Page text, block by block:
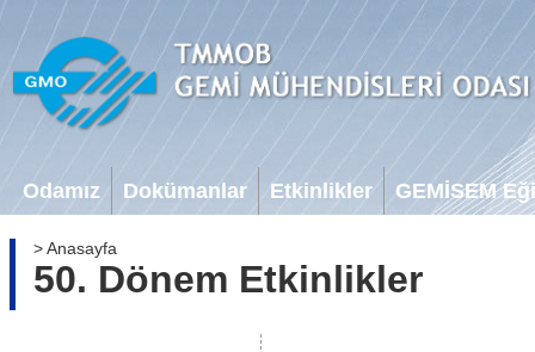
Odamız Dokümanlar Etkinlikler GEMİSEM
> Anasayfa
50. Dönem Etkinlikler